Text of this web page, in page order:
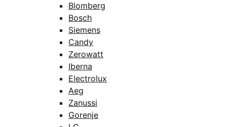
Blomberg
Bosch
Siemens
Candy
Zerowatt
Iberna
Electrolux
Aeg
Zanussi
Gorenje